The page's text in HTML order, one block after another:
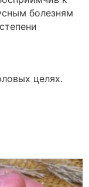
болезням
целях.